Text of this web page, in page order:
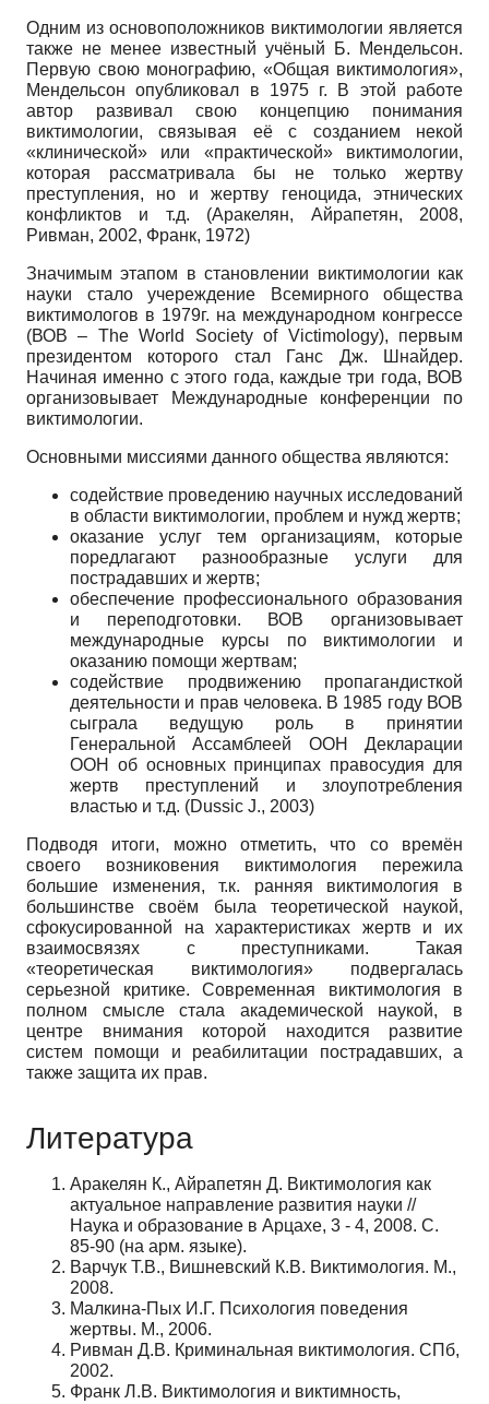
Одним из основоположников виктимологии является
также не менее известный учёный Б. Мендельсон.
Первую свою монографию, «Общая виктимология»,
Мендельсон опубликовал в 1975 г. В этой работе
автор развивал свою концепцию понимания
виктимологии, связывая её с созданием некой
«клинической» или «практической» виктимологии,
которая рассматривала бы не только жертву
преступления, но и жертву геноцида, этнических
конфликтов и т.д. (Аракелян, Айрапетян, 2008,
Ривман, 2002, Франк, 1972)
Значимым этапом в становлении виктимологии как
науки стало учереждение Всемирного общества
виктимологов в 1979г. на международном конгрессе
(ВОВ – The World Society of Victimology), первым
президентом которого стал Ганс Дж. Шнайдер.
Начиная именно с этого года, каждые три года, ВОВ
организовывает Международные конференции по
виктимологии.
Основными миссиями данного общества являются:
содействие проведению научных исследований
в области виктимологии, проблем и нужд жертв;
оказание услуг тем организациям, которые
поредлагают разнообразные услуги для
пострадавших и жертв;
обеспечение профессионального образования
и переподготовки. ВОВ организовывает
международные курсы по виктимологии и
оказанию помощи жертвам;
содействие продвижению пропагандисткой
деятельности и прав человека. В 1985 году ВОВ
сыграла ведущую роль в принятии
Генеральной Ассамблеей ООН Декларации
ООН об основных принципах правосудия для
жертв преступлений и злоупотребления
властью и т.д. (Dussic J., 2003)
Подводя итоги, можно отметить, что со времён
своего возниковения виктимология пережила
большие изменения, т.к. ранняя виктимология в
большинстве своём была теоретической наукой,
сфокусированной на характеристиках жертв и их
взаимосвязях с преступниками. Такая
«теоретическая виктимология» подвергалась
серьезной критике. Современная виктимология в
полном смысле стала академической наукой, в
центре внимания которой находится развитие
систем помощи и реабилитации пострадавших, а
также защита их прав.
Литература
Аракелян К., Айрапетян Д. Виктимология как
актуальное направление развития науки //
Наука и образование в Арцахе, 3 - 4, 2008. С.
85-90 (на арм. языке).
Варчук Т.В., Вишневский К.В. Виктимология. М.,
2008.
Малкина-Пых И.Г. Психология поведения
жертвы. М., 2006.
Ривман Д.В. Криминальная виктимология. СПб,
2002.
Франк Л.В. Виктимология и виктимность,